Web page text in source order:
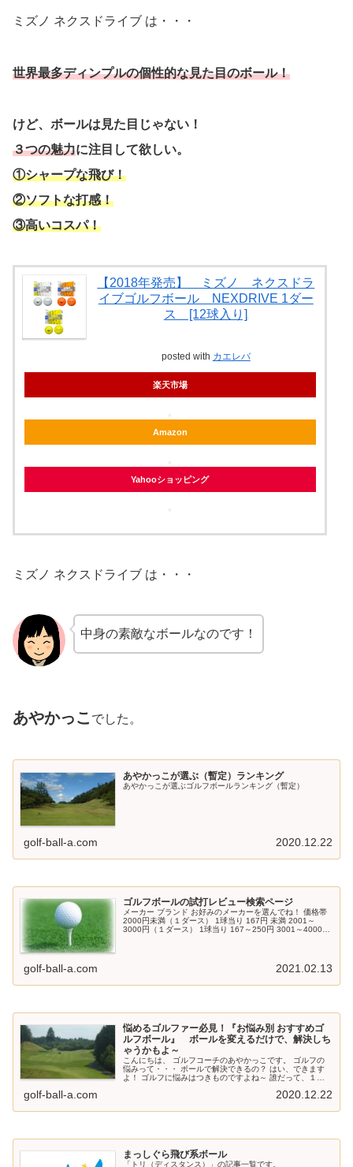
ミズノ ネクスドライブ は・・・
世界最多ディンプルの個性的な見た目のボール！
けど、ボールは見た目じゃない！
３つの魅力に注目して欲しい。
①シャープな飛び！
②ソフトな打感！
③高いコスパ！
【2018年発売】 ミズノ ネクスドラ
イブゴルフボール NEXDRIVE 1ダー
ス [12球入り]
posted with カエレバ
楽天市場
Amazon
Yahooショッピング
ミズノ ネクスドライブ は・・・
中身の素敵なボールなのです！
あやかっこ でした。
あやかっこが選ぶ（暫定）ランキング
あやかっこが選ぶゴルフボールランキング（暫定）
golf-ball-a.com 2020.12.22
ゴルフボールの試打レビュー検索ページ
メーカー ブランド お好みのメーカーを選んでね！ 価格帯
2000円未満（１ダース） 1球当り 167円 未満 2001～
3000円（１ダース） 1球当り 167～250円 3001～4000円
golf-ball-a.com 2021.02.13
悩めるゴルファー必見！『お悩み別 おすすめゴ
ルフボール』 ボールを変えるだけで、解決しち
ゃうかもよ～
こんにちは、 ゴルフコーチのあやかっこです。 ゴルフの
悩みって・・・ ボールで解決できるの？ はい、できます
よ！ ゴルフに悩みはつきものですよね～ 誰だって、１つ
golf-ball-a.com 2020.12.22
まっしぐら飛び系ボール
「トリ（ディスタンス）」の記事一覧です。